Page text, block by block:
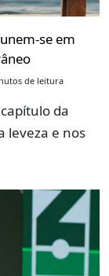
se em
de leitura
da
leveza e nos